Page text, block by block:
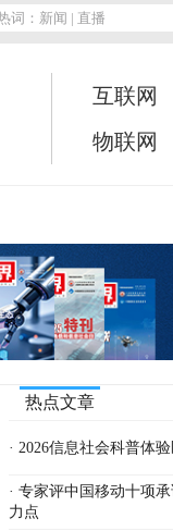
互联网
物联网
热点文章
· 2026信息社会科普体
· 专家评中国移动十项
力点